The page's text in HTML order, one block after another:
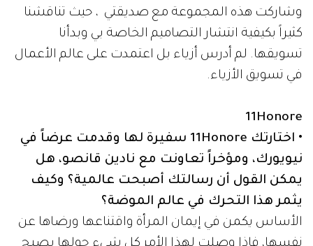
وشاركت هذه المجموعة مع صديقتي ، حيث تناقشنا
كثيراً بكيفية انتشار التصاميم الخاصة بي وبدأنا
تسويقها. لم أدرس أزياء بل اعتمدت على عالم الأعمال
في تسويق الأزياء.
11Honore
• اختارتك 11Honore سفيرة لها وقدمت عرضاً في
نيويورك، ومؤخراً تعاونت مع نادين قانصو، هل
يمكن القول أن رسالتك أصبحت عالمية؟ وكيف
يثمر هذا التحرك في عالم الموضة؟
الأساس يكمن في إيمان المرأة واقتناعها ورضاها عن